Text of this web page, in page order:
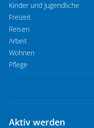
Kinder und Jugendliche
Freizeit
Reisen
Arbeit
Wohnen
Pflege
Aktiv werden